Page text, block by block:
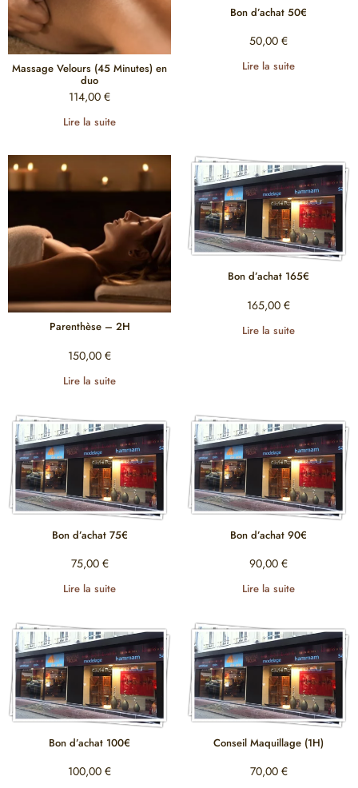
Massage Velours (45 Minutes) en
duo
114,00 €
Lire la suite
Bon d’achat 50€
50,00 €
Lire la suite
Parenthèse – 2H
150,00 €
Lire la suite
Bon d’achat 165€
165,00 €
Lire la suite
Bon d’achat 75€
75,00 €
Lire la suite
Bon d’achat 90€
90,00 €
Lire la suite
Bon d’achat 100€
100,00 €
Conseil Maquillage (1H)
70,00 €